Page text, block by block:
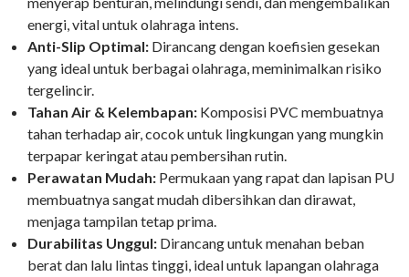
energi, vital untuk olahraga intens.
Anti-Slip Optimal: Dirancang dengan koefisien gesekan
yang ideal untuk berbagai olahraga, meminimalkan risiko
tergelincir.
Tahan Air & Kelembapan: Komposisi PVC membuatnya
tahan terhadap air, cocok untuk lingkungan yang mungkin
terpapar keringat atau pembersihan rutin.
Perawatan Mudah: Permukaan yang rapat dan lapisan PU
membuatnya sangat mudah dibersihkan dan dirawat,
menjaga tampilan tetap prima.
Durabilitas Unggul: Dirancang untuk menahan beban
berat dan lalu lintas tinggi, ideal untuk lapangan olahraga